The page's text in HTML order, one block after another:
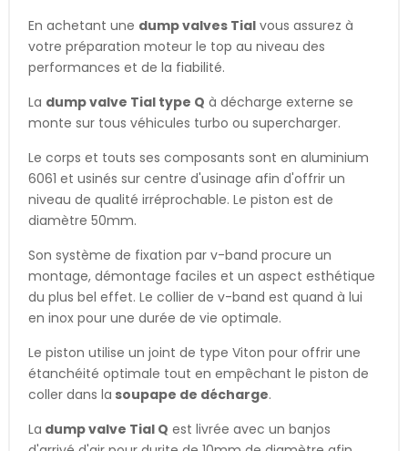
En achetant une dump valves Tial vous assurez à
votre préparation moteur le top au niveau des
performances et de la fiabilité.
La dump valve Tial type Q à décharge externe se
monte sur tous véhicules turbo ou supercharger.
Le corps et touts ses composants sont en aluminium
6061 et usinés sur centre d'usinage afin d'offrir un
niveau de qualité irréprochable. Le piston est de
diamètre 50mm.
Son système de fixation par v-band procure un
montage, démontage faciles et un aspect esthétique
du plus bel effet. Le collier de v-band est quand à lui
en inox pour une durée de vie optimale.
Le piston utilise un joint de type Viton pour offrir une
étanchéité optimale tout en empêchant le piston de
coller dans la soupape de décharge.
La dump valve Tial Q est livrée avec un banjos